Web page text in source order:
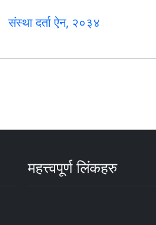
संस्था दर्ता ऐन, २०३४
महत्त्वपूर्ण लिंकहरु